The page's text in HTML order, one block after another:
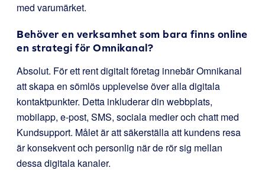
med varumärket.
Behöver en verksamhet som bara finns online
en strategi för Omnikanal?
Absolut. För ett rent digitalt företag innebär Omnikanal
att skapa en sömlös upplevelse över alla digitala
kontaktpunkter. Detta inkluderar din webbplats,
mobilapp, e-post, SMS, sociala medier och chatt med
Kundsupport. Målet är att säkerställa att kundens resa
är konsekvent och personlig när de rör sig mellan
dessa digitala kanaler.